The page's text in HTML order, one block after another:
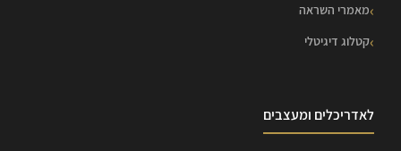
מאמרי השראה
קטלוג דיגיטלי
לאדריכלים ומעצבים